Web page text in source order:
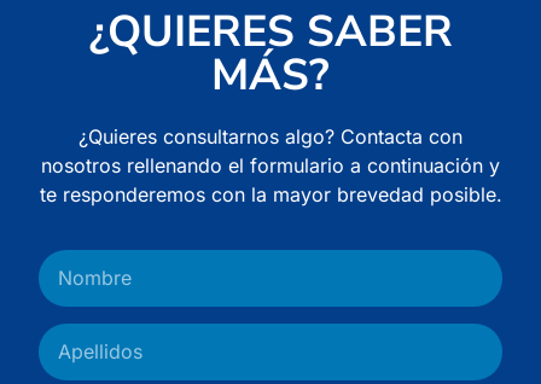
¿QUIERES SABER
MÁS?
¿Quieres consultarnos algo? Contacta con
nosotros rellenando el formulario a continuación y
te responderemos con la mayor brevedad posible.